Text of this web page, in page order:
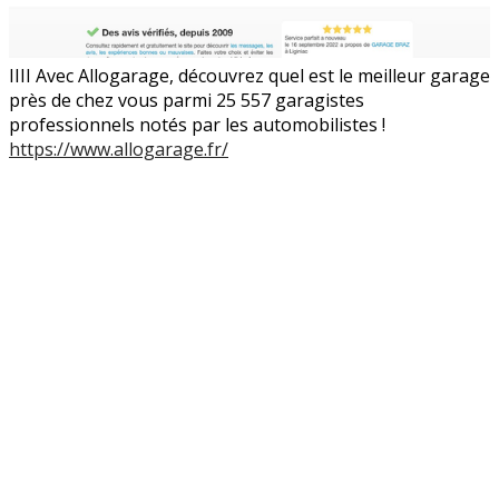
IIII Avec Allogarage, découvrez quel est le meilleur garage
près de chez vous parmi 25 557 garagistes
professionnels notés par les automobilistes !
https://www.allogarage.fr/